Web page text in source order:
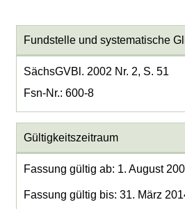
Fundstelle und systematische
SächsGVBl. 2002 Nr. 2, S. 51
Fsn-Nr.: 600-8
Gültigkeitszeitraum
Fassung gültig ab: 1. August
Fassung gültig bis: 31. März